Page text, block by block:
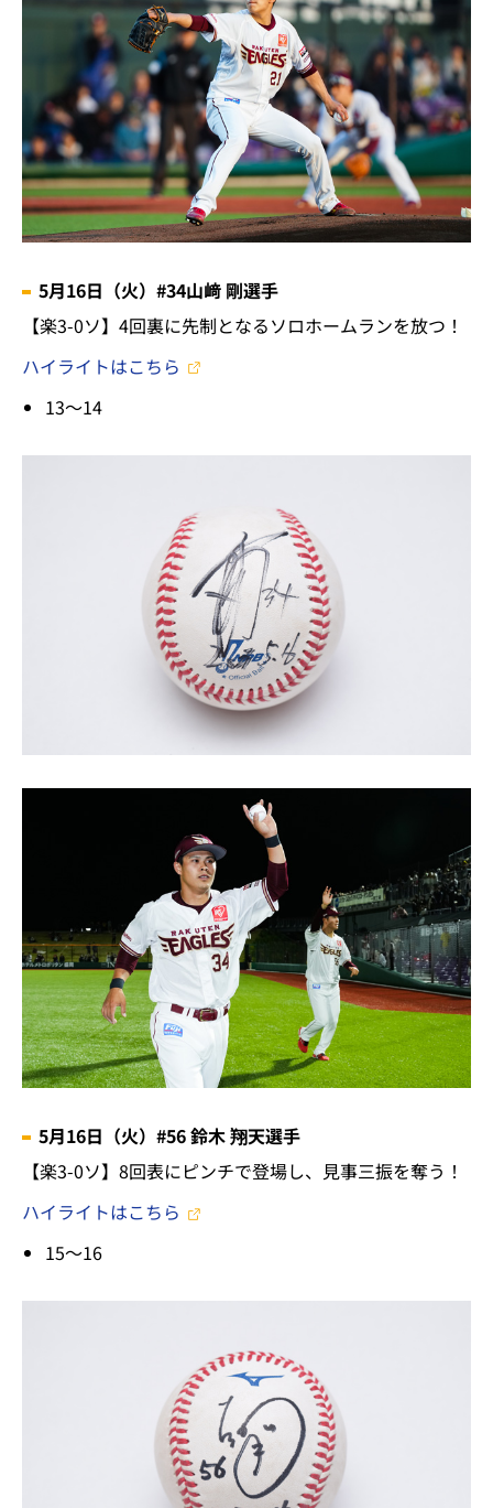
5月16日（火）#34山﨑 剛選手
【楽3-0ソ】4回裏に先制となるソロホームランを放つ！
ハイライトはこちら
13～14
5月16日（火）#56 鈴木 翔天選手
【楽3-0ソ】8回表にピンチで登場し、見事三振を奪う！
ハイライトはこちら
15～16